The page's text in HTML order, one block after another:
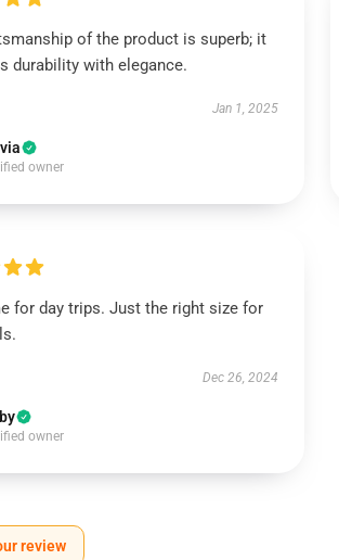
of the product is superb; it
durability with elegance.
Jan 1, 2025
owner
for day trips. Just the right size for
Dec 26, 2024
owner
review